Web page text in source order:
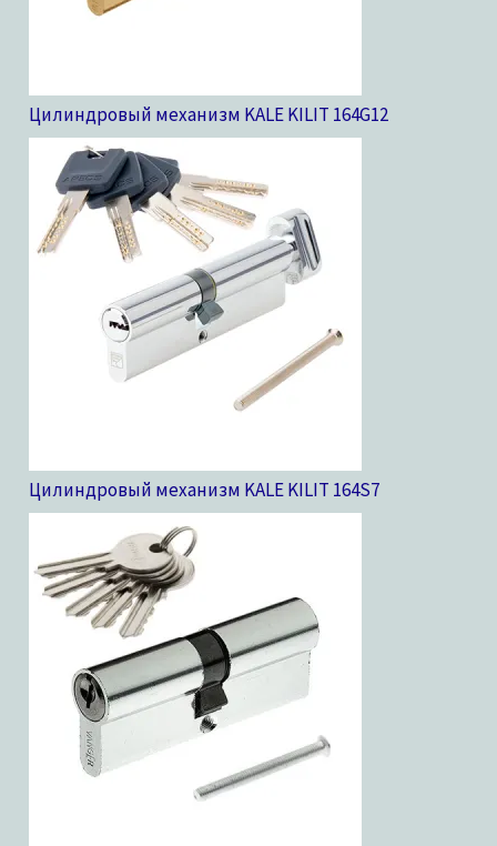
Цилиндровый механизм KALE KILIT 164G12
Цилиндровый механизм KALE KILIT 164S7